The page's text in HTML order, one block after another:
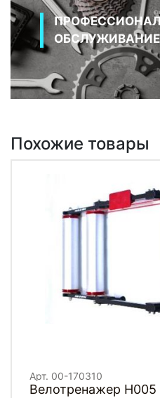
Похожие товары
Арт. 00-170310
Велотренажер H005